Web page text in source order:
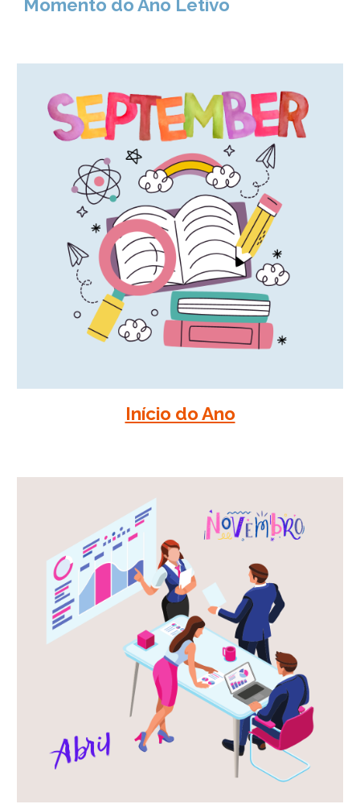
Momento do Ano Letivo
Início do Ano